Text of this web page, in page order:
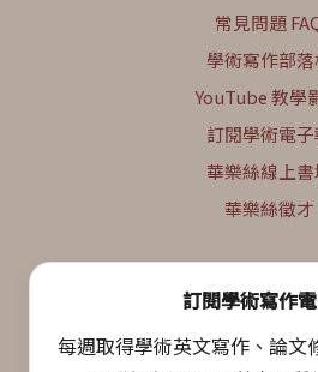
常見問題
學術寫作部
YouTube 教學
訂閱學術電子
華樂絲線上書
華樂絲徵才
訂閱學術寫作
每週取得學術英文寫作、論文